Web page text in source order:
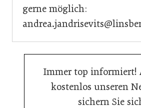
gerne möglich:
Immer top informiert!
kostenlos unseren
sichern Sie